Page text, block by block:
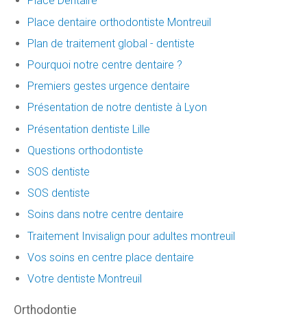
Place dentaire orthodontiste Montreuil
Plan de traitement global - dentiste
Pourquoi notre centre dentaire ?
Premiers gestes urgence dentaire
Présentation de notre dentiste à Lyon
Présentation dentiste Lille
Questions orthodontiste
SOS dentiste
SOS dentiste
Soins dans notre centre dentaire
Traitement Invisalign pour adultes montreuil
Vos soins en centre place dentaire
Votre dentiste Montreuil
Orthodontie